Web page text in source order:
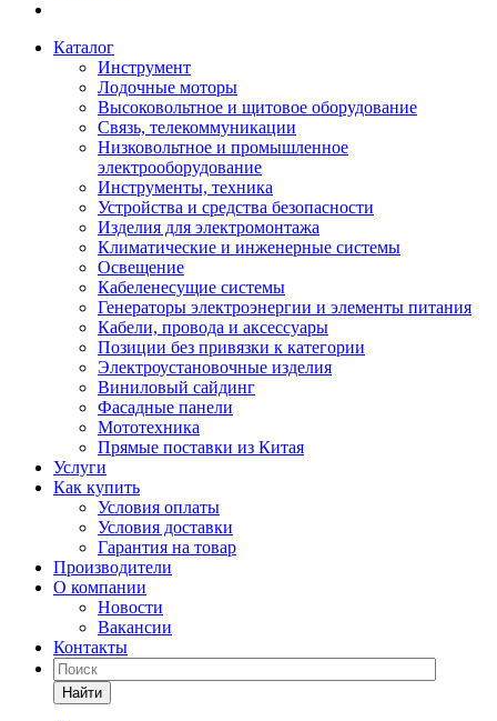
Каталог
Инструмент
Лодочные моторы
Высоковольтное и щитовое оборудование
Связь, телекоммуникации
Низковольтное и промышленное
электрооборудование
Инструменты, техника
Устройства и средства безопасности
Изделия для электромонтажа
Климатические и инженерные системы
Освещение
Кабеленесущие системы
Генераторы электроэнергии и элементы питания
Кабели, провода и аксессуары
Позиции без привязки к категории
Электроустановочные изделия
Виниловый сайдинг
Фасадные панели
Мототехника
Прямые поставки из Китая
Услуги
Как купить
Условия оплаты
Условия доставки
Гарантия на товар
Производители
О компании
Новости
Вакансии
Контакты
Найти